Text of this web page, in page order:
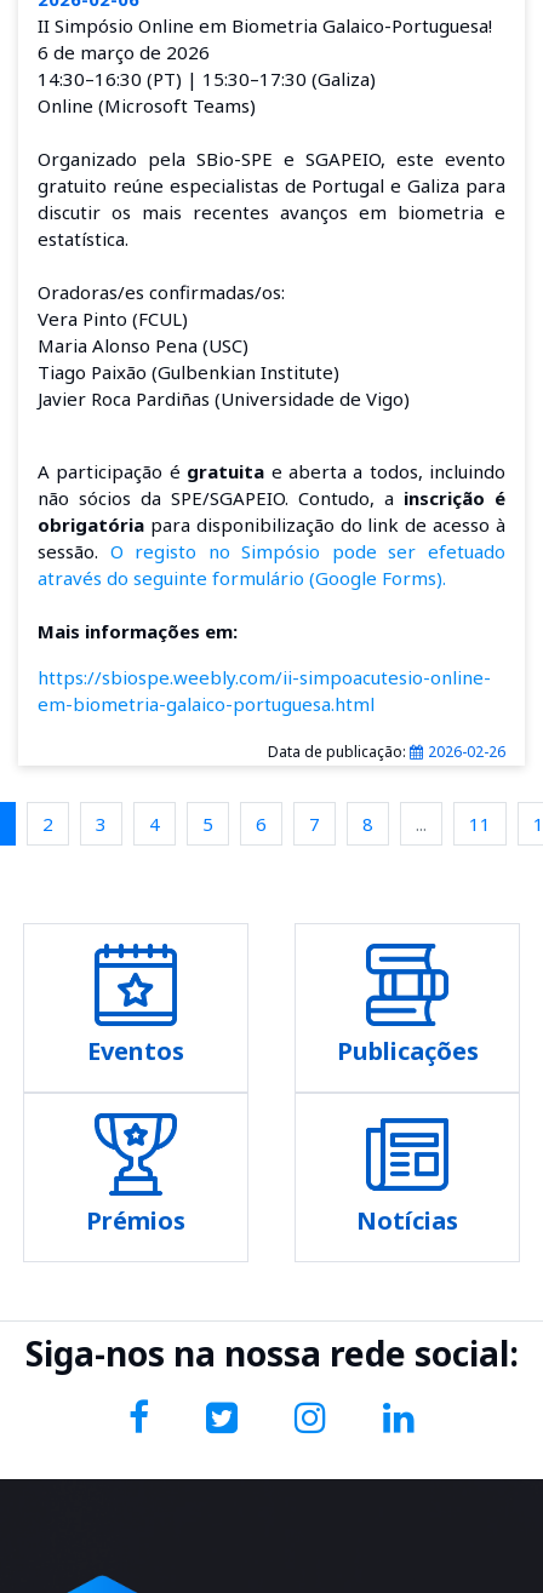
II Simpósio Online em Biometria Galaico-Portuguesa!
6 de março de 2026
14:30–16:30 (PT) | 15:30–17:30 (Galiza)
Online (Microsoft Teams)
Organizado pela SBio-SPE e SGAPEIO, este evento
gratuito reúne especialistas de Portugal e Galiza para
discutir os mais recentes avanços em biometria e
estatística.
Oradoras/es confirmadas/os:
Vera Pinto (FCUL)
Maria Alonso Pena (USC)
Tiago Paixão (Gulbenkian Institute)
Javier Roca Pardiñas (Universidade de Vigo)
A participação é gratuita e aberta a todos, incluindo
não sócios da SPE/SGAPEIO. Contudo, a inscrição é
obrigatória para disponibilização do link de acesso à
sessão. O registo no Simpósio pode ser efetuado
através do seguinte formulário (Google Forms).
Mais informações em:
https://sbiospe.weebly.com/ii-simpoacutesio-online-
em-biometria-galaico-portuguesa.html
Data de publicação: 2026-02-26
2 3 4 5 6 7 8 ... 11
Eventos Publicações
Prémios Notícias
Siga-nos na nossa rede social: